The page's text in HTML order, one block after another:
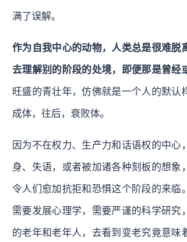
满了误解。
作为自我中心的动物，人类总是很难脱
去理解别的阶段的处境，即便那是曾经
旺盛的青壮年，仿佛就是一个人的默认
成体，往后，衰败体。
因为不在权力、生产力和话语权的中心
身、失语，或者被加诸各种刻板的想象
令人们愈加抗拒和恐惧这个阶段的来临
需要发展心理学，需要严谨的科学研究
的老年和老年人，去看到变老究竟意味